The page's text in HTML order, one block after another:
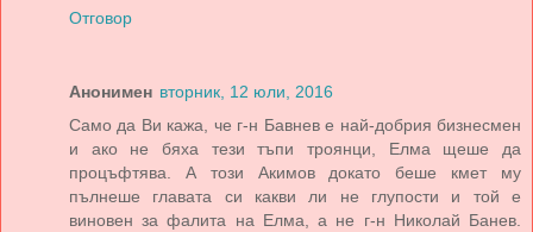
Отговор
Анонимен вторник, 12 юли, 2016
Само да Ви кажа, че г-н Бавнев е най-добрия бизнесмен
и ако не бяха тези тъпи троянци, Елма щеше да
процъфтява. А този Акимов докато беше кмет му
пълнеше главата си какви ли не глупости и той е
виновен за фалита на Елма, а не г-н Николай Банев.